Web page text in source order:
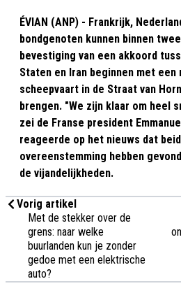
ÉVIAN (ANP) - Frankrijk,
bondgenoten kunnen binnen
bevestiging van een akkoord
Staten en Iran beginnen met een
scheepvaart in de Straat van
brengen. "We zijn klaar om heel
zei de Franse president
reageerde op het nieuws dat
overeenstemming hebben
de vijandelijkheden.
Vorig artikel
Met de stekker over de
grens: naar welke
buurlanden kun je zonder
gedoe met een elektrische
auto?